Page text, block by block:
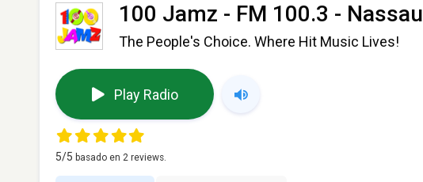
100 Jamz - FM 100.3 - Nassau
The People's Choice. Where Hit Music Lives!
Play Radio
5/5 basado en 2 reviews.